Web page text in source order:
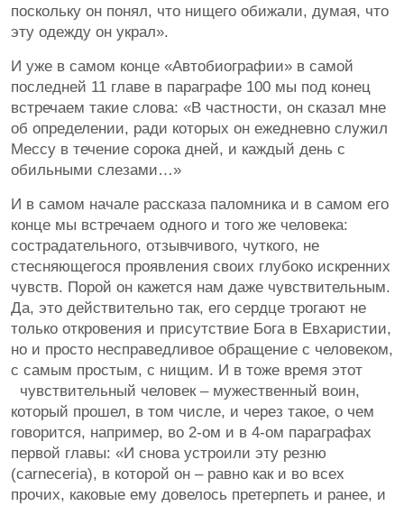
поскольку он понял, что нищего обижали, думая, что
эту одежду он украл».
И уже в самом конце «Автобиографии» в самой
последней 11 главе в параграфе 100 мы под конец
встречаем такие слова: «В частности, он сказал мне
об определении, ради которых он ежедневно служил
Мессу в течение сорока дней, и каждый день с
обильными слезами…»
И в самом начале рассказа паломника и в самом его
конце мы встречаем одного и того же человека:
сострадательного, отзывчивого, чуткого, не
стесняющегося проявления своих глубоко искренних
чувств. Порой он кажется нам даже чувствительным.
Да, это действительно так, его сердце трогают не
только откровения и присутствие Бога в Евхаристии,
но и просто несправедливое обращение с человеком,
с самым простым, с нищим. И в тоже время этот
чувствительный человек – мужественный воин,
который прошел, в том числе, и через такое, о чем
говорится, например, во 2-ом и в 4-ом параграфах
первой главы: «И снова устроили эту резню
(carneceria), в которой он – равно как и во всех
прочих, каковые ему довелось претерпеть и ранее, и